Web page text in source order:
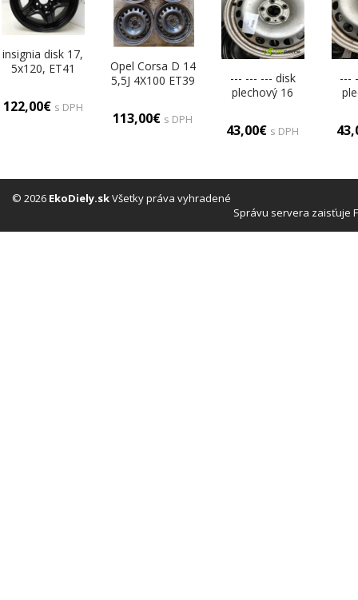
insignia disk 17,
5x120, ET41
122,00€ s DPH
Opel Corsa D 14
5,5J 4X100 ET39
113,00€ s DPH
--- --- --- disk
plechový 16
43,00€ s DPH
---
© 2026 EkoDiely.skVšetky práva vyhradené
Správu servera zaisťuje